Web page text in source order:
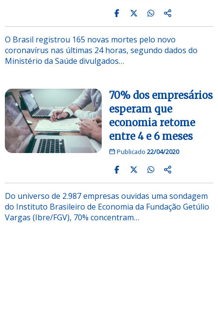
O Brasil registrou 165 novas mortes pelo novo
coronavírus nas últimas 24 horas, segundo dados do
Ministério da Saúde divulgados…
70% dos empresários
esperam que
economia retome
entre 4 e 6 meses
Publicado 22/04/2020
Do universo de 2.987 empresas ouvidas uma sondagem
do Instituto Brasileiro de Economia da Fundação Getúlio
Vargas (Ibre/FGV), 70% concentram…